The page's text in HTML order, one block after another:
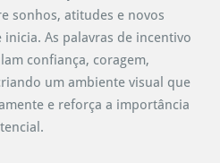
sonhos, atitudes e novos
As palavras de incentivo
confiança, coragem,
um ambiente visual que
e reforça a importância